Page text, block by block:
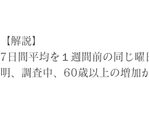
【解説】
7日間平均を１週間前の同じ
明、調査中、60歳以上の増加